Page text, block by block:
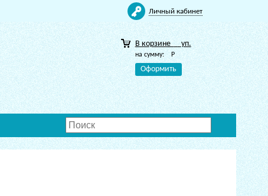
Личный кабинет
В корзине уп.
на сумму: Р
Оформить